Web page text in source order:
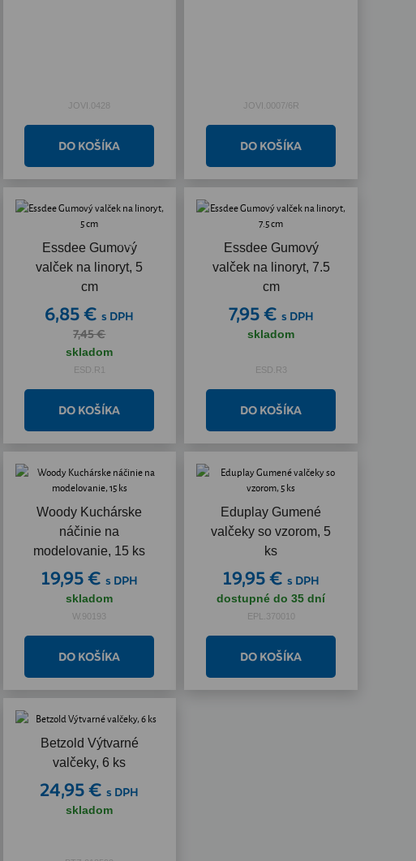
JOVI.0428 JOVI.0007/6R
Essdee Gumový
valček na linoryt, 5
cm
Akcia
6,85 €s DPH
7,45 €
skladom
ESD.R1
Essdee Gumový
valček na linoryt, 7.5
cm
7,95 € s DPH
skladom
ESD.R3
Woody Kuchárske
náčinie na
modelovanie, 15 ks
19,95 € s DPH
skladom
W.90193
Eduplay Gumené
valčeky so vzorom, 5
ks
19,95 € s DPH
dostupné do 35 dní
EPL.370010
Betzold Výtvarné
valčeky, 6 ks
24,95 €s DPH
skladom